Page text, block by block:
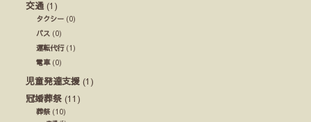
交通 (1)
タクシー (0)
バス (0)
運転代行(1)
電車(0)
児童発達支援 (1)
冠婚葬祭 (11)
葬祭(10)